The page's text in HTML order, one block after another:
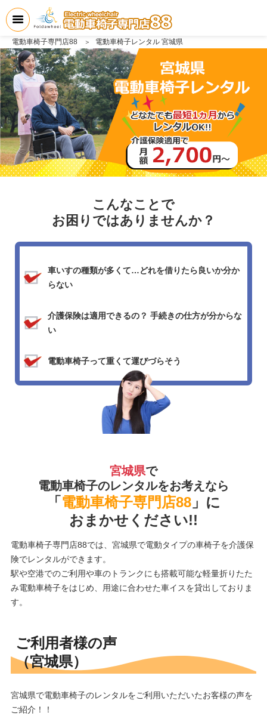
電動車椅子専門店88 電動車椅子レンタル 宮城県
こんなことで
お困りではありませんか？
車いすの種類が多くて…どれを借りたら良いか分か
らない
介護保険は適用できるの？ 手続きの仕方が分からな
い
電動車椅子って重くて運びづらそう
宮城県で
電動車椅子のレンタルをお考えなら
「電動車椅子専門店88」に
おまかせください!!
電動車椅子専門店88では、宮城県で電動タイプの車椅子を介護保
険でレンタルができます。
駅や空港でのご利用や車のトランクにも搭載可能な軽量折りたた
み電動車椅子をはじめ、用途に合わせた車イスを貸出しておりま
す。
ご利用者様の声
（宮城県）
宮城県で電動車椅子のレンタルをご利用いただいたお客様の声を
ご紹介！！